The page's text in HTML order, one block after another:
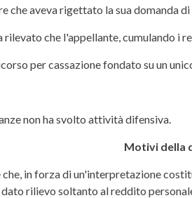
che aveva rigettato la sua domanda
che l'appellante, cumulando
per cassazione fondato su un
non ha svolto attività difensiva.
Motivi della
in forza di un'interpretazione
rilievo soltanto al reddito